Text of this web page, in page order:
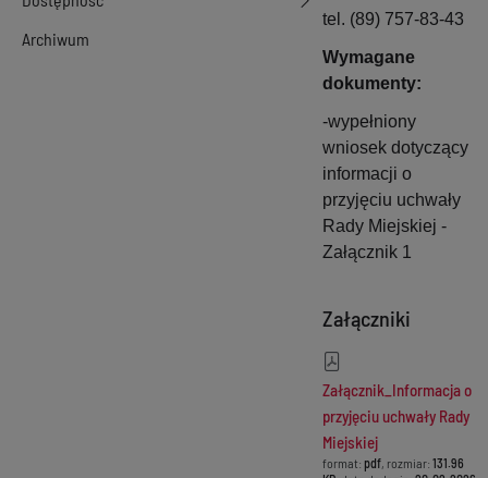
Archiwum
tel. (89) 757-83-43
Wymagane
dokumenty:
-wypełniony
wniosek dotyczący
informacji o
przyjęciu uchwały
Rady Miejskiej -
Załącznik 1
Załączniki
Załącznik_Informacja o
przyjęciu uchwały Rady
Miejskiej
format: pdf, rozmiar: 131.96